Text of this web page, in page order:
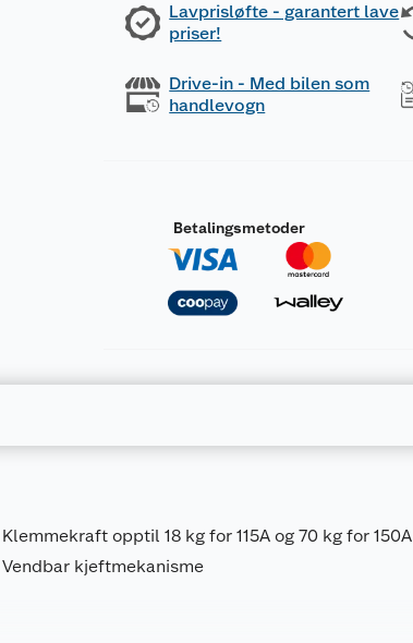
Lavprisløfte - garantert lave
priser!
Drive-in - Med bilen som
handlevogn
Betalingsmetoder
Klemmekraft opptil 18 kg for 115A og 70 kg for 150A
Vendbar kjeftmekanisme